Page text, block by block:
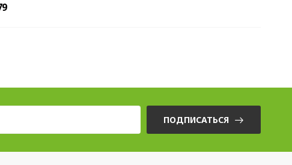
ПОДПИСАТЬСЯ